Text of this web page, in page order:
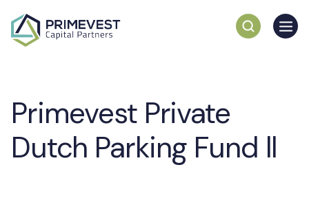
Primevest Private
Dutch Parking Fund ll